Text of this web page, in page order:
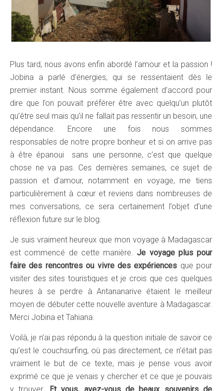
Plus tard, nous avons enfin abordé l’amour et la passion !
Jobina a parlé d’énergies, qui se ressentaient dès le
premier instant. Nous somme également d’accord pour
dire que l’on pouvait préférer être avec quelqu’un plutôt
qu’être seul mais qu’il ne fallait pas ressentir un besoin, une
dépendance. Encore une fois nous sommes
responsables de notre propre bonheur et si on arrive pas
à être épanoui sans une personne, c’est que quelque
chose ne va pas. Ces dernières semaines, ce sujet de
passion et d’amour, notamment en voyage, me tiens
particulièrement à cœur et reviens dans nombreuses de
mes conversations, ce sera certainement l’objet d’une
réflexion future sur le blog.
Je suis vraiment heureux que mon voyage à Madagascar
est commencé de cette manière.Je voyage plus pour
faire des rencontres ou vivre des expériences que pour
visiter des sites touristiques et je crois que ces quelques
heures à se perdre à Antananarive étaient le meilleur
moyen de débuter cette nouvelle aventure à Madagascar.
Merci Jobina et Tahiana.
Voilà, je n’ai pas répondu à la question initiale de savoir ce
qu’est le couchsurfing, où pas directement, ce n’était pas
vraiment le but de ce texte, mais je pense vous avoir
exprimé ce que je venais y chercher et ce que je pouvais
y trouver.
Et vous, avez-vous de beaux souvenirs de